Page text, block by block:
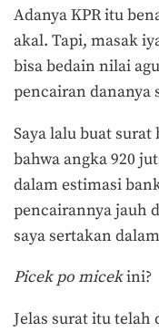
Adanya KPR itu
akal. Tapi, masak
bisa bedain nilai
pencairan dananya
Saya lalu buat
bahwa angka 920
dalam estimasi
pencairannya jauh
saya sertakan
Picek po micekini?
Jelas surat itu telah